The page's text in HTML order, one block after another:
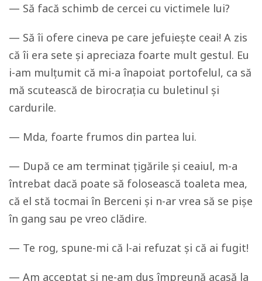
— Să facă schimb de cercei cu victimele lui?
— Să îi ofere cineva pe care jefuiește ceai! A zis
că îi era sete și apreciaza foarte mult gestul. Eu
i-am mulțumit că mi-a înapoiat portofelul, ca să
mă scutească de birocrația cu buletinul și
cardurile.
— Mda, foarte frumos din partea lui.
— După ce am terminat țigările și ceaiul, m-a
întrebat dacă poate să folosească toaleta mea,
că el stă tocmai în Berceni și n-ar vrea să se pișe
în gang sau pe vreo clădire.
— Te rog, spune-mi că l-ai refuzat și că ai fugit!
— Am acceptat și ne-am dus împreună acasă la